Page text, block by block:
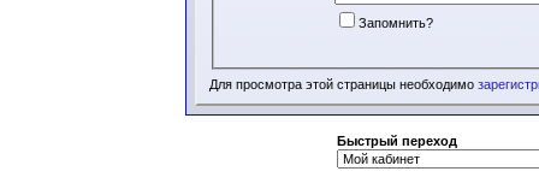
Запомнить?
Для просмотра этой страницы необходимо
Быстрый переход